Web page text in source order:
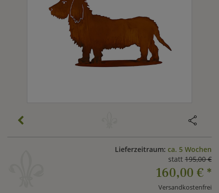
Lieferzeitraum: ca. 5 Wochen
statt 195,00 €
160,00 € *
Versandkostenfrei